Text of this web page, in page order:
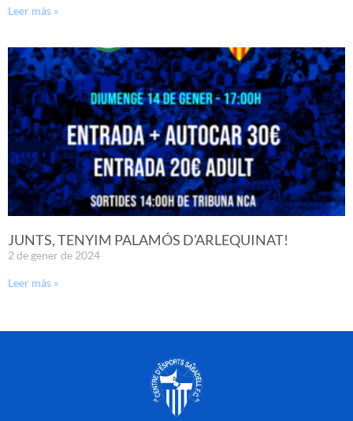
Leer más »
JUNTS, TENYIM PALAMÓS D’ARLEQUINAT!
2 de gener de 2024
Leer más »